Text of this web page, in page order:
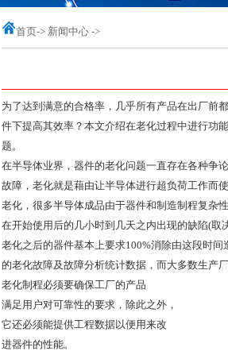
首页-> 新闻中心 ->
为了达到满意的合格率，几乎所有产品在出厂前
件下提高其效率？本文介绍在老化过程中进行功
题。
在半导体业界，器件的老化问题一直存在各种争
故障，老化就是藉由让半导体进行超负荷工作而
老化，很多半导体成品由于器件和制造制程复杂
在开始使用后的几小时到几天之内出现的缺陷(取
老化之后的器件基本上要求100%消除由这段时
的老化故障及故障分析统计数据，而大多数生产
老化制程必须要确保工厂的产品
满足用户对可靠性的要求，除此之外，
它还必须能提供工程数据以便用来改
进器件的性能。